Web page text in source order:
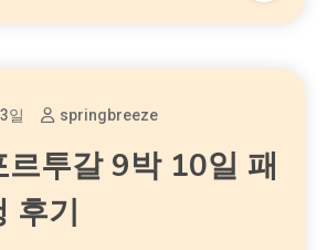
일 springbreeze
르투갈 9박 10일 패
후기